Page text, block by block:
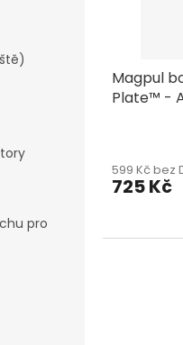
pro
Magpul
Plate™ -
599 Kč bez
725 Kč